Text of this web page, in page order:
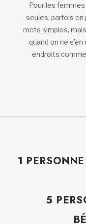
Pour les
seules, parfois en
mots simples,
quand on ne
endroits
1
5